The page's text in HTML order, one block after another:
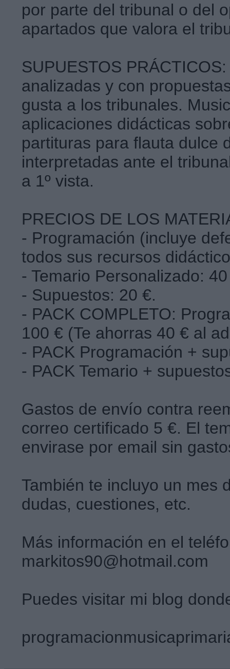
por parte del tribunal o del
apartados que valora el
SUPUESTOS
analizadas y con
gusta a los tribunales.
aplicaciones didácticas
partituras para flauta dulce
interpretadas ante el
a 1º vista.
PRECIOS DE LOS
- Programación (incluye
todos sus recursos
- Temario Personalizado:
- Supuestos: 20 €.
- PACK COMPLETO:
100 € (Te ahorras 40 € al
- PACK Programación +
- PACK Temario +
Gastos de envío contra
correo certificado 5 €. El
envirase por email sin
También te incluyo un mes
dudas, cuestiones, etc.
Más información en el
markitos90@hotmail.com
Puedes visitar mi blog